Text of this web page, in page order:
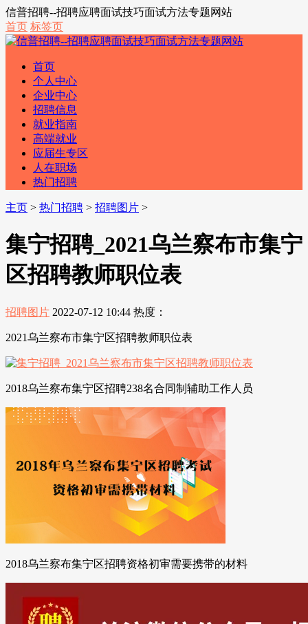
信普招聘--招聘应聘面试技巧面试方法专题网站
首页 标签页
首页
个人中心
企业中心
招聘信息
就业指南
高端就业
应届生专区
人在职场
热门招聘
主页 > 热门招聘 > 招聘图片 >
集宁招聘_2021乌兰察布市集宁
区招聘教师职位表
招聘图片 2022-07-12 10:44 热度：
2021乌兰察布市集宁区招聘教师职位表
2018乌兰察布集宁区招聘238名合同制辅助工作人员
2018乌兰察布集宁区招聘资格初审需要携带的材料